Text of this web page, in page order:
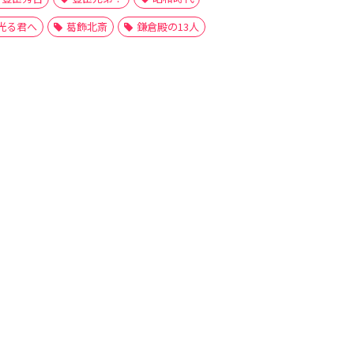
る君へ
葛飾北斎 鎌倉殿の13人